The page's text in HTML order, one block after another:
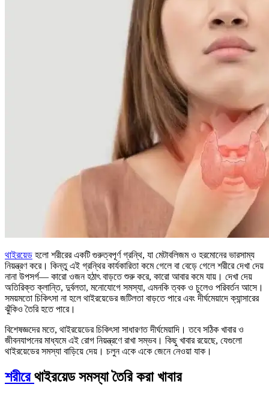
থাইরয়েড হলো শরীরের একটি গুরুত্বপূর্ণ গ্রন্থি, যা মেটাবলিজম ও হরমোনের ভারসাম্য
নিয়ন্ত্রণ করে। কিন্তু এই গ্রন্থির কার্যকারিতা কমে গেলে বা বেড়ে গেলে শরীরে দেখা দেয়
নানা উপসর্গ— কারো ওজন হঠাৎ বাড়তে শুরু করে, কারো আবার কমে যায়। দেখা দেয়
অতিরিক্ত ক্লান্তি, দুর্বলতা, মনোযোগে সমস্যা, এমনকি ত্বক ও চুলেও পরিবর্তন আসে।
সময়মতো চিকিৎসা না হলে থাইরয়েডের জটিলতা বাড়তে পারে এবং দীর্ঘমেয়াদে ক্যান্সারের
ঝুঁকিও তৈরি হতে পারে।
বিশেষজ্ঞদের মতে, থাইরয়েডের চিকিৎসা সাধারণত দীর্ঘমেয়াদি। তবে সঠিক খাবার ও
জীবনযাপনের মাধ্যমে এই রোগ নিয়ন্ত্রণে রাখা সম্ভব। কিছু খাবার রয়েছে, যেগুলো
থাইরয়েডের সমস্যা বাড়িয়ে দেয়। চলুন একে একে জেনে নেওয়া যাক।
শরীরেথাইরয়েড সমস্যা তৈরি করা খাবার